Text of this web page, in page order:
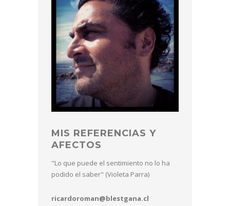
MIS REFERENCIAS Y
AFECTOS
"Lo que puede el sentimiento no lo ha
podido el saber" (Violeta Parra)
ricardoroman@blestgana.cl